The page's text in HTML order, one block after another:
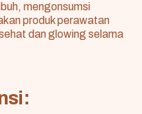
mengonsumsi
produk perawatan
dan glowing selama